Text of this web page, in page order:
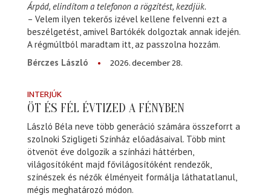
Árpád, elindítom a telefonon a rögzítést, kezdjük.
– Velem ilyen tekerős izével kellene felvenni ezt a
beszélgetést, amivel Bartókék dolgoztak annak idején.
A régmúltból maradtam itt, az passzolna hozzám.
Bérczes László
2026. december 28.
INTERJÚK
ÖT ÉS FÉL ÉVTIZED A FÉNYBEN
László Béla neve több generáció számára összeforrt a
szolnoki Szigligeti Színház előadásaival. Több mint
ötvenöt éve dolgozik a színházi háttérben,
világosítóként majd fővilágosítóként rendezők,
színészek és nézők élményeit formálja láthatatlanul,
mégis meghatározó módon.